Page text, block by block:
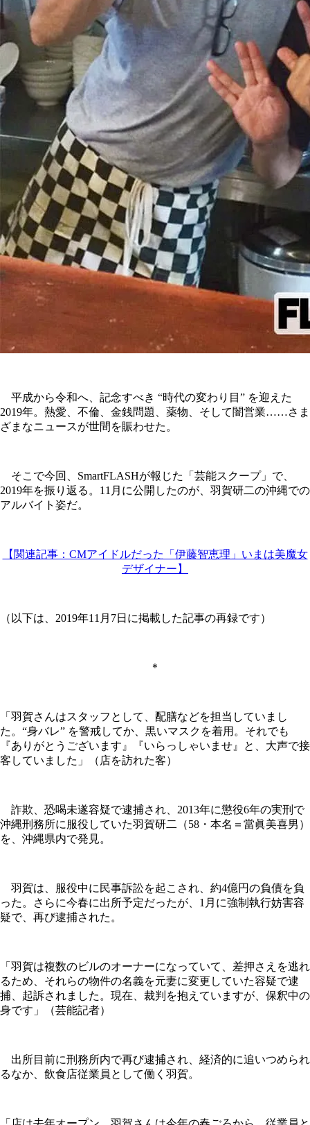
平成から令和へ、記念すべき “時代の変わり目” を迎えた
2019年。熱愛、不倫、金銭問題、薬物、そして闇営業……さま
ざまなニュースが世間を賑わせた。
そこで今回、SmartFLASHが報じた「芸能スクープ」で、
2019年を振り返る。11月に公開したのが、羽賀研二の沖縄での
アルバイト姿だ。
【関連記事：CMアイドルだった「伊藤智恵理」いまは美魔女
デザイナー】
（以下は、2019年11月7日に掲載した記事の再録です）
＊
「羽賀さんはスタッフとして、配膳などを担当していまし
た。“身バレ” を警戒してか、黒いマスクを着用。それでも
『ありがとうございます』『いらっしゃいませ』と、大声で接
客していました」（店を訪れた客）
詐欺、恐喝未遂容疑で逮捕され、2013年に懲役6年の実刑で
沖縄刑務所に服役していた羽賀研二（58・本名＝當眞美喜男）
を、沖縄県内で発見。
羽賀は、服役中に民事訴訟を起こされ、約4億円の負債を負
った。さらに今春に出所予定だったが、1月に強制執行妨害容
疑で、再び逮捕された。
「羽賀は複数のビルのオーナーになっていて、差押さえを逃れ
るため、それらの物件の名義を元妻に変更していた容疑で逮
捕、起訴されました。現在、裁判を抱えていますが、保釈中の
身です」（芸能記者）
出所目前に刑務所内で再び逮捕され、経済的に追いつめられ
るなか、飲食店従業員として働く羽賀。